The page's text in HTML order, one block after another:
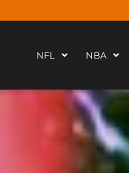
NFL NBA